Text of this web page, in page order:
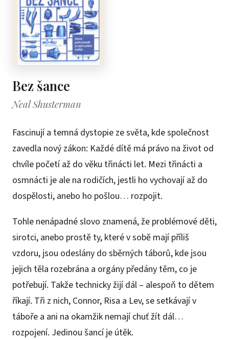
Bez šance
Neal Shusterman
Fascinují a temná dystopie ze světa, kde společnost
zavedla nový zákon: Každé dítě má právo na život od
chvíle početí až do věku třinácti let. Mezi třinácti a
osmnácti je ale na rodičích, jestli ho vychovají až do
dospělosti, anebo ho pošlou… rozpojit.
Tohle nenápadné slovo znamená, že problémové děti,
sirotci, anebo prostě ty, které v sobě mají příliš
vzdoru, jsou odeslány do sběrných táborů, kde jsou
jejich těla rozebrána a orgány předány těm, co je
potřebují. Takže technicky žijí dál – alespoň to dětem
říkají. Tři z nich, Connor, Risa a Lev, se setkávají v
táboře a ani na okamžik nemají chuť žít dál…
rozpojení. Jedinou šancí je útěk.